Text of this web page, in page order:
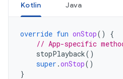
Kotlin Java
override fun onStop()
{
// App-specific
stopPlayback()
super .onStop()
}